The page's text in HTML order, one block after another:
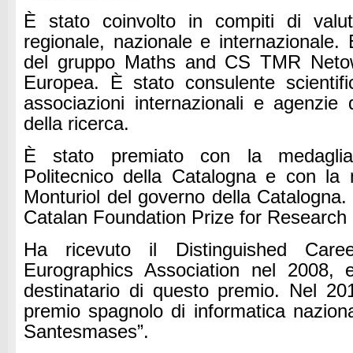
È stato coinvolto in compiti di
regionale, nazionale e internazionale.
del gruppo Maths and CS TMR
Europea.
È stato consulente
associazioni internazionali e agenzie
della ricerca.
È stato premiato con la
Politecnico della Catalogna e con la
Monturiol del governo della Catalogna.
Catalan Foundation Prize for Research
Ha ricevuto il Distinguished
Eurographics Association nel 2008,
destinatario di questo premio.
Nel
premio spagnolo di informatica
Santesmases”.